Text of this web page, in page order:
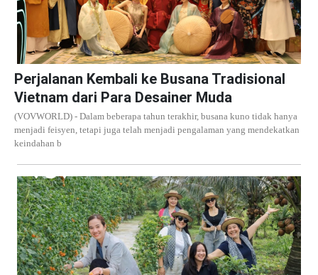
Perjalanan Kembali ke Busana Tradisional
Vietnam dari Para Desainer Muda
(VOVWORLD) - Dalam beberapa tahun terakhir, busana kuno tidak hanya
menjadi feisyen, tetapi juga telah menjadi pengalaman yang mendekatkan
keindahan b